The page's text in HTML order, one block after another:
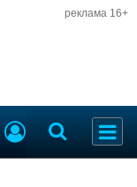
реклама 16+